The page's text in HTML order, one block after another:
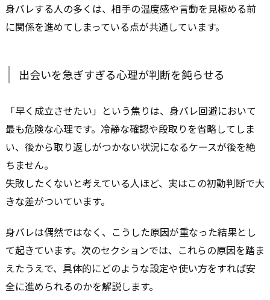
身バレする人の多くは、相手の温度感や言動を見極める前
に関係を進めてしまっている点が共通しています。
出会いを急ぎすぎる心理が判断を鈍らせる
「早く成立させたい」という焦りは、身バレ回避において
最も危険な心理です。冷静な確認や段取りを省略してしま
い、後から取り返しがつかない状況になるケースが後を絶
ちません。
失敗したくないと考えている人ほど、実はこの初動判断で大
きな差がついています。
身バレは偶然ではなく、こうした原因が重なった結果とし
て起きています。次のセクションでは、これらの原因を踏ま
えたうえで、具体的にどのような設定や使い方をすれば安
全に進められるのかを解説します。